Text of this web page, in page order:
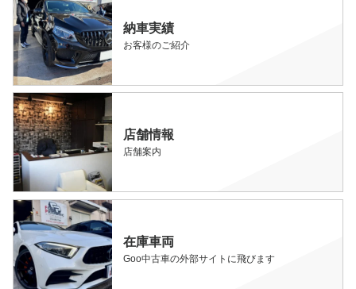
納車実績
お客様のご紹介
店舗情報
店舗案内
在庫車両
Goo中古車の外部サイトに飛びます